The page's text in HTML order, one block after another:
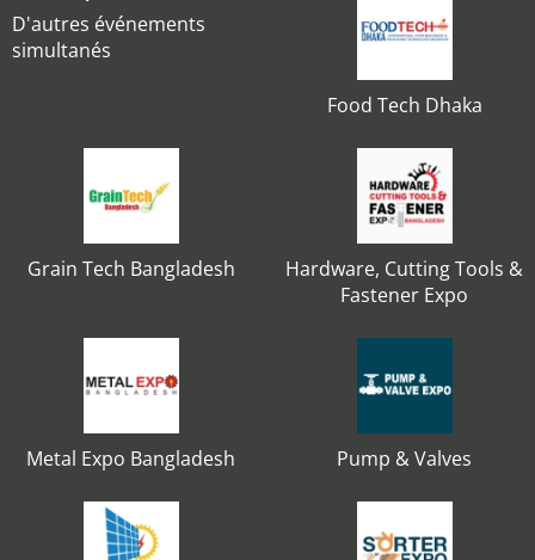
D'autres événements
simultanés
Food Tech Dhaka
Grain Tech Bangladesh
Hardware, Cutting Tools &
Fastener Expo
Metal Expo Bangladesh Pump & Valves